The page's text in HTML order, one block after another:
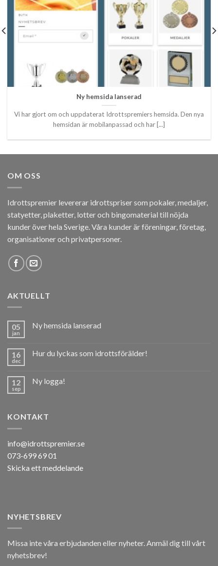
Ny hemsida lanserad
Vi har gjort om och uppdaterat Idrottspremiers hemsida. Den nya
hemsidan är mobilanpassad och har [...]
OM OSS
Idrottspremier levererar idrottspriser som pokaler, medaljer,
statyetter, plaketter, lotter och bingomaterial till nöjda
kunder över hela Sverige. Våra kunder är föreningar, företag,
organisationer och privatpersoner.
AKTUELLT
05
jan
Ny hemsida lanserad
16
dec
Hur du lyckas som idrottsförälder!
12
sep
Ny logga!
KONTAKT
info@idrottspremier.se
073-699 69 01
Skicka ett meddelande
NYHETSBREV
Missa inte våra erbjudanden eller nyheter. Anmäl dig till vårt
nyhetsbrev!